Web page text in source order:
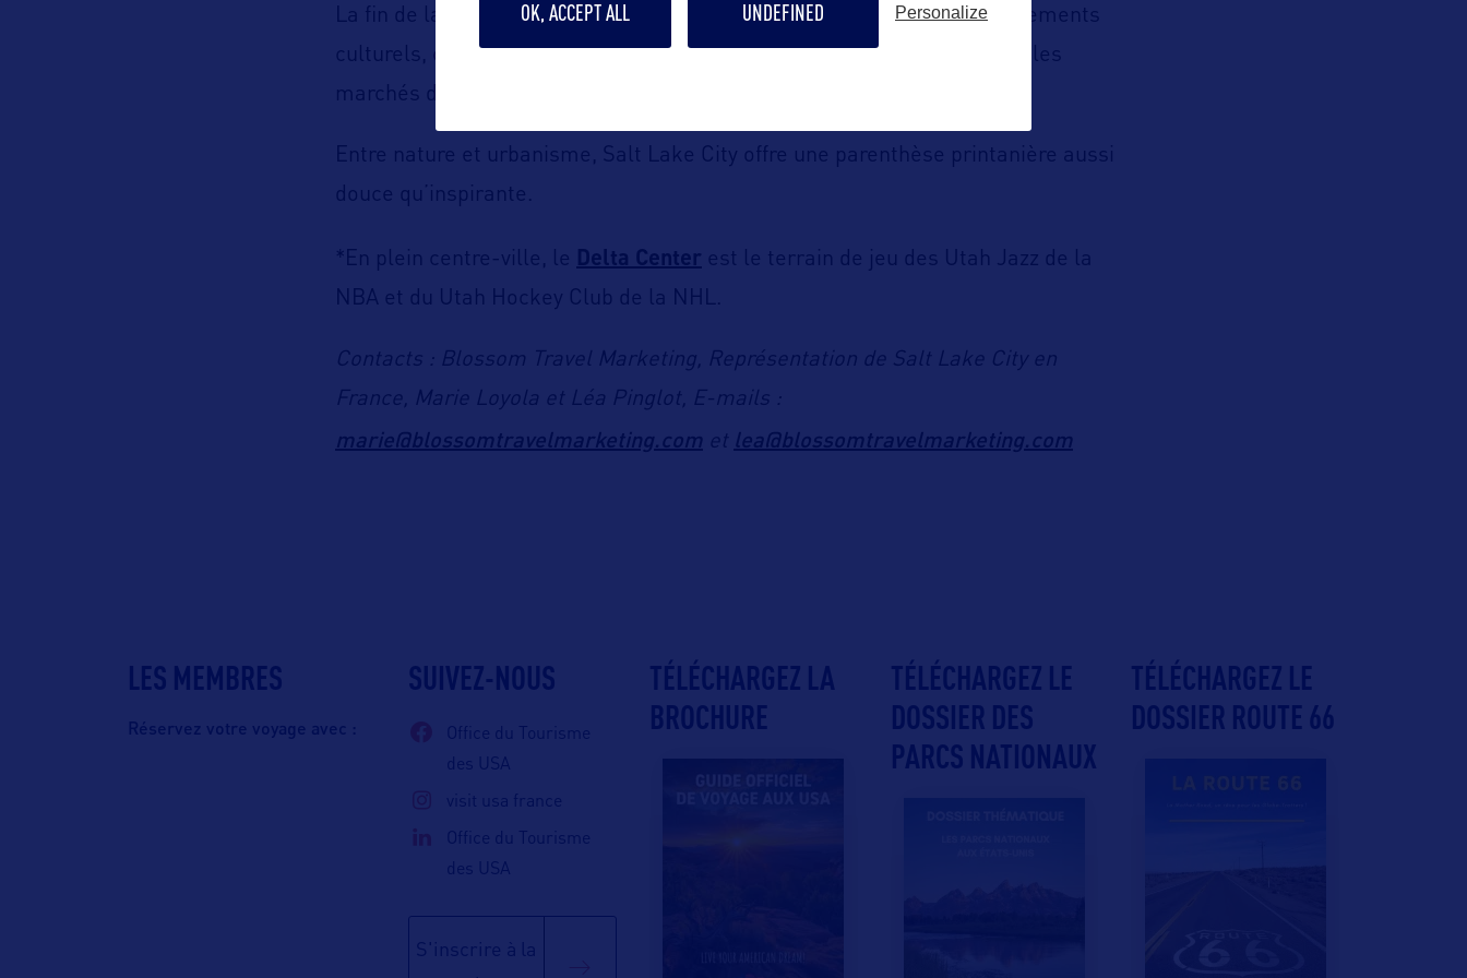
La fin de la saison sportive* laisse place au retour des festivals et événements
culturels, comme le
et les
marchés de producteurs.
Entre nature et urbanisme, Salt Lake City offre une parenthèse printanière aussi
douce qu’inspirante.
*En plein centre-ville, le Delta Center est le terrain de jeu des Utah Jazz de la
NBA et du Utah Hockey Club de la NHL.
Contacts : Blossom Travel Marketing, Représentation de Salt Lake City en
France, Marie Loyola et Léa Pinglot, E-mails :
marie@blossomtravelmarketing.com et lea@blossomtravelmarketing.com
LES MEMBRES
Réservez votre voyage avec :
SUIVEZ-NOUS
Office du Tourisme
des USA
visit usa france
Office du Tourisme
des USA
S'inscrire à la
TÉLÉCHARGEZ LA
BROCHURE
TÉLÉCHARGEZ LE
DOSSIER DES
PARCS NATIONAUX
TÉLÉCHARGEZ LE
DOSSIER ROUTE 66
OK, ACCEPT ALL UNDEFINED Personalize